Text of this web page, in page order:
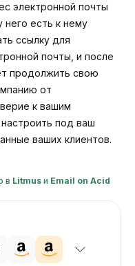
электронной почты
него есть к нему
ссылку для
почты, и после
продолжить свою
от
к вашим
под ваш
ваших клиентов.
в Litmus и Email on Acid